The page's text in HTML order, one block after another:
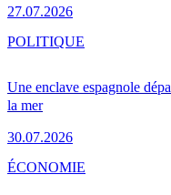
27.07.2026
Une enclave espagnole
la mer
30.07.2026
POLITIQUE
ÉCONOMIE